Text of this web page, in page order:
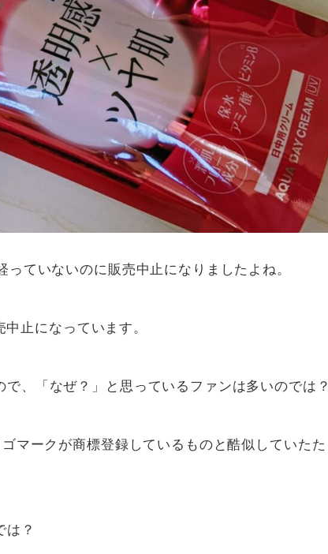
ていないのに販売中止になりましたよね。
止になっています。
、「なぜ？」と思っているファンは多いのでは？
マークが商標登録しているものと酷似していたた
は？